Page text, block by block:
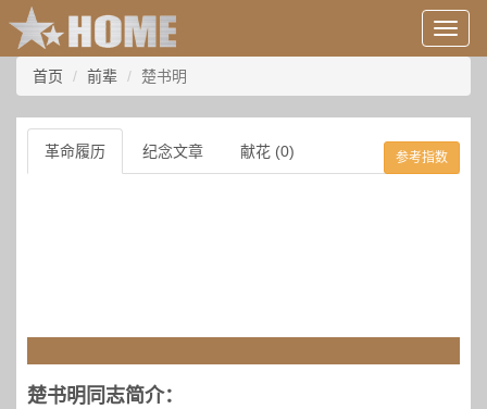
用
户
息/
登
录
等
首页 前辈 楚书明
革命履历 纪念文章 献花 (0) 参考指数
楚书明同志简介：